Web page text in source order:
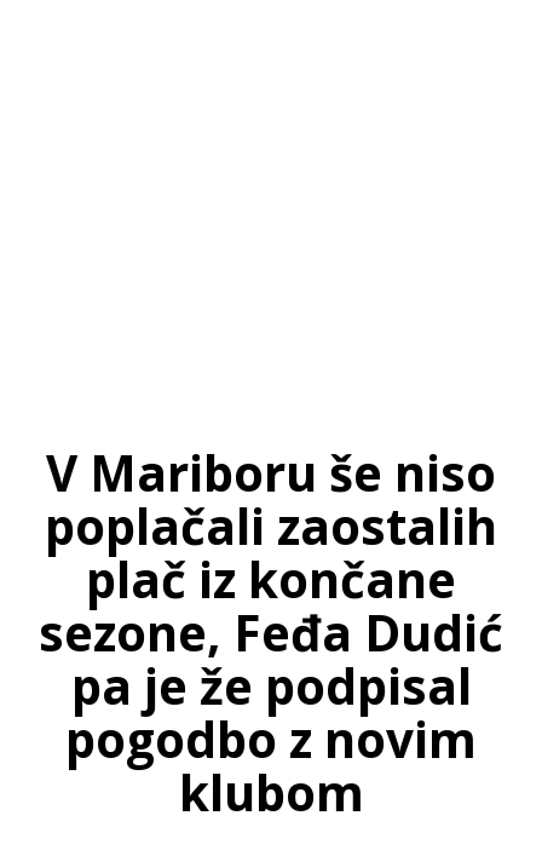
V Mariboru še niso
poplačali zaostalih
plač iz končane
sezone, Feđa Dudić
pa je že podpisal
pogodbo z novim
klubom